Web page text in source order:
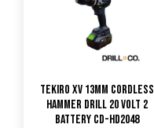
TEKIRO XV 13MM Cordless
Hammer Drill 20 volt 2
battery CD-HD2048